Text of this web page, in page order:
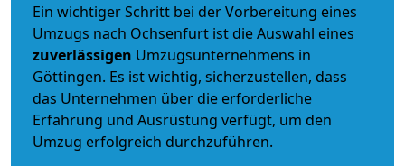
Ein wichtiger Schritt bei der Vorbereitung eines
Umzugs nach Ochsenfurt ist die Auswahl eines
zuverlässigen Umzugsunternehmens in
Göttingen. Es ist wichtig, sicherzustellen, dass
das Unternehmen über die erforderliche
Erfahrung und Ausrüstung verfügt, um den
Umzug erfolgreich durchzuführen.